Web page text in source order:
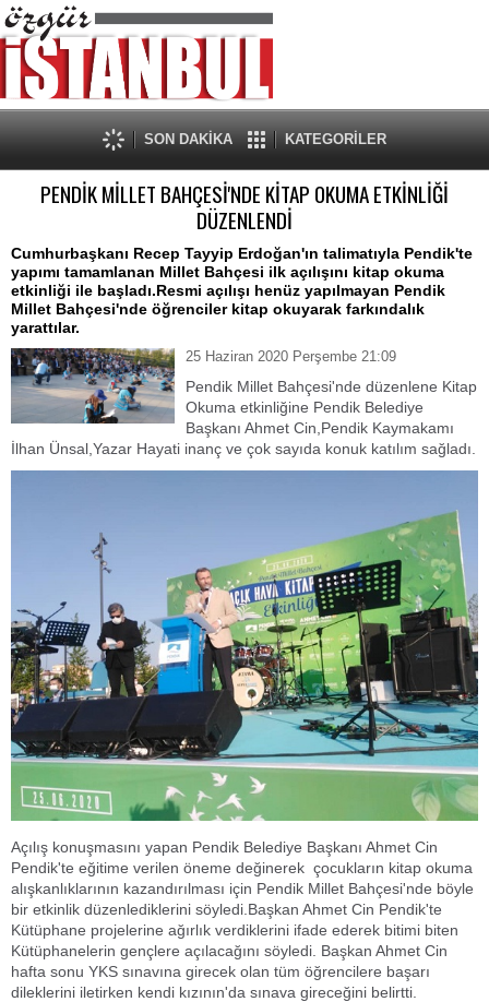
SON DAKİKA KATEGORİLER
PENDİK MİLLET BAHÇESİ'NDE KİTAP OKUMA ETKİNLİĞİ
DÜZENLENDİ
Cumhurbaşkanı Recep Tayyip Erdoğan'ın talimatıyla Pendik'te
yapımı tamamlanan Millet Bahçesi ilk açılışını kitap okuma
etkinliği ile başladı.Resmi açılışı henüz yapılmayan Pendik
Millet Bahçesi'nde öğrenciler kitap okuyarak farkındalık
yarattılar.
25 Haziran 2020 Perşembe 21:09
Pendik Millet Bahçesi'nde düzenlene Kitap
Okuma etkinliğine Pendik Belediye
Başkanı Ahmet Cin,Pendik Kaymakamı
İlhan Ünsal,Yazar Hayati inanç ve çok sayıda konuk katılım sağladı.
Açılış konuşmasını yapan Pendik Belediye Başkanı Ahmet Cin
Pendik'te eğitime verilen öneme değinerek çocukların kitap okuma
alışkanlıklarının kazandırılması için Pendik Millet Bahçesi'nde böyle
bir etkinlik düzenlediklerini söyledi.Başkan Ahmet Cin Pendik'te
Kütüphane projelerine ağırlık verdiklerini ifade ederek bitimi biten
Kütüphanelerin gençlere açılacağını söyledi. Başkan Ahmet Cin
hafta sonu YKS sınavına girecek olan tüm öğrencilere başarı
dileklerini iletirken kendi kızının'da sınava gireceğini belirtti.